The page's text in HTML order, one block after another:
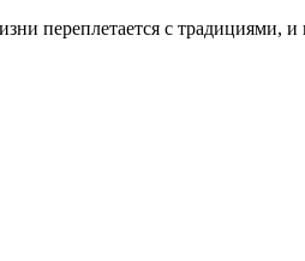
переплетается с традициями,